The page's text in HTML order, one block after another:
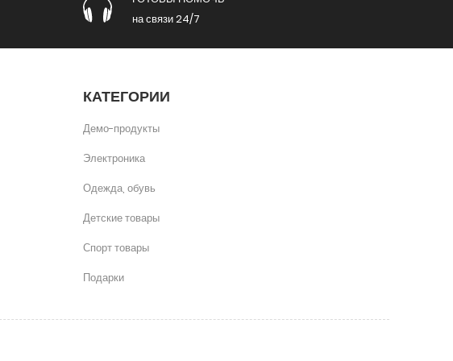
на связи 24/7
КАТЕГОРИИ
Демо-продукты
Электроника
Одежда, обувь
Детские товары
Спорт товары
Подарки